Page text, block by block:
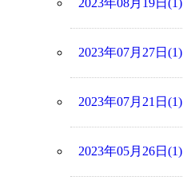
2023年08月19日(1)
2023年07月27日(1)
2023年07月21日(1)
2023年05月26日(1)